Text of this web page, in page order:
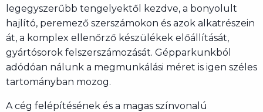
legegyszerűbb tengelyektől kezdve, a bonyolult
hajlító, peremező szerszámokon és azok alkatrészein
át, a komplex ellenőrző készülékek előállítását,
gyártósorok felszerszámozását. Gépparkunkból
adódóan nálunk a megmunkálási méret is igen széles
tartományban mozog.
A cég felépítésének és a magas színvonalú